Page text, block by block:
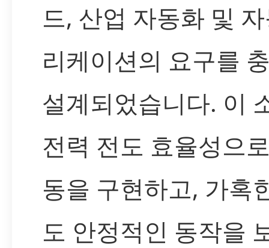
드, 산업 자동화 및
리케이션의 요구를
설계되었습니다. 이
전력 전도 효율성으
동을 구현하고, 가혹
도 안정적인 동작을